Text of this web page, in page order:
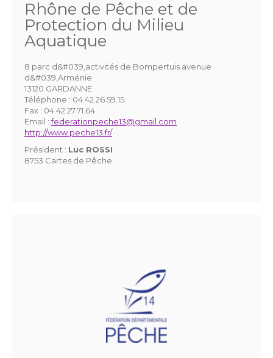
Rhône de Pêche et de
Protection du Milieu
Aquatique
8 parc d&#039,activités de Bompertuis avenue
d&#039,Arménie
13120 GARDANNE
Téléphone : 04.42.26.59.15
Fax : 04.42.27.71.64
Email :federationpeche13@gmail.com
http://www.peche13.fr/
Président : Luc ROSSI
8753 Cartes de Pêche